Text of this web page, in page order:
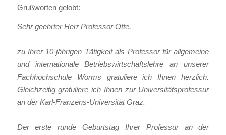
Grußworten gelobt:
Sehr geehrter Herr Professor Otte,
zu Ihrer 10-jährigen Tätigkeit als Professor für allgemeine
und internationale Betriebswirtschaftslehre an unserer
Fachhochschule Worms gratuliere ich Ihnen herzlich.
Gleichzeitig gratuliere ich Ihnen zur Universitätsprofessur
an der Karl-Franzens-Universität Graz.
Der erste runde Geburtstag Ihrer Professur an der